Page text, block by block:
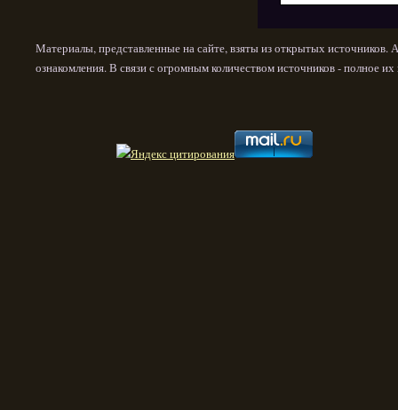
Материалы, представленные на сайте, взяты из открытых
ознакомления. В связи с огромным количеством источников - полное